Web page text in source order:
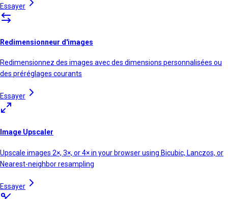
Essayer
Redimensionneur d'images
Redimensionnez des images avec des dimensions personnalisées ou
des préréglages courants
Essayer
Image Upscaler
Upscale images 2×, 3×, or 4× in your browser using Bicubic, Lanczos, or
Nearest-neighbor resampling
Essayer